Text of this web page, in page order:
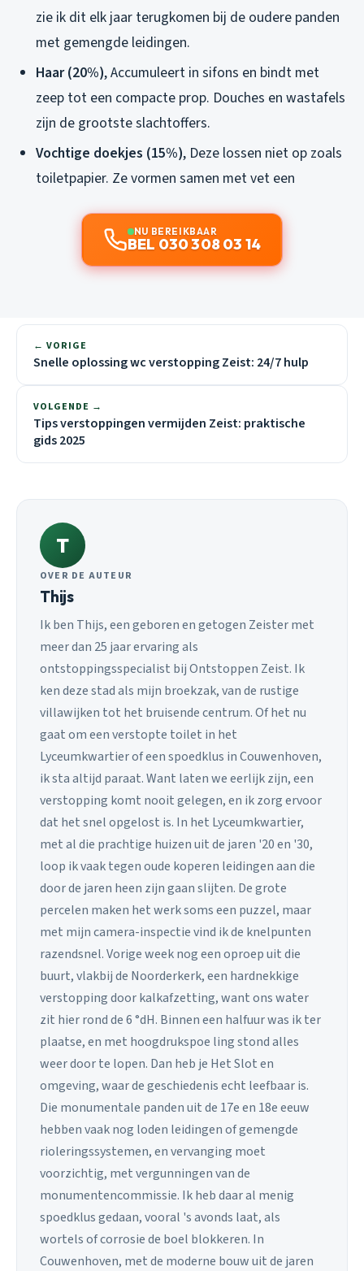
zie ik dit elk jaar terugkomen bij de oudere panden
met gemengde leidingen.
Haar (20%), Accumuleert in sifons en bindt met
zeep tot een compacte prop. Douches en wastafels
zijn de grootste slachtoffers.
Vochtige doekjes (15%), Deze lossen niet op zoals
toiletpapier. Ze vormen samen met vet een
NU BEREIKBAAR
BEL 030 308 03 14
← VORIGE
Snelle oplossing wc verstopping Zeist: 24/7 hulp
VOLGENDE →
Tips verstoppingen vermijden Zeist: praktische
gids 2025
T
OVER DE AUTEUR
Thijs
Ik ben Thijs, een geboren en getogen Zeister met
meer dan 25 jaar ervaring als
ontstoppingsspecialist bij Ontstoppen Zeist. Ik
ken deze stad als mijn broekzak, van de rustige
villawijken tot het bruisende centrum. Of het nu
gaat om een verstopte toilet in het
Lyceumkwartier of een spoedklus in Couwenhoven,
ik sta altijd paraat. Want laten we eerlijk zijn, een
verstopping komt nooit gelegen, en ik zorg ervoor
dat het snel opgelost is. In het Lyceumkwartier,
met al die prachtige huizen uit de jaren '20 en '30,
loop ik vaak tegen oude koperen leidingen aan die
door de jaren heen zijn gaan slijten. De grote
percelen maken het werk soms een puzzel, maar
met mijn camera-inspectie vind ik de knelpunten
razendsnel. Vorige week nog een oproep uit die
buurt, vlakbij de Noorderkerk, een hardnekkige
verstopping door kalkafzetting, want ons water
zit hier rond de 6 °dH. Binnen een halfuur was ik ter
plaatse, en met hoogdrukspoe ling stond alles
weer door te lopen. Dan heb je Het Slot en
omgeving, waar de geschiedenis echt leefbaar is.
Die monumentale panden uit de 17e en 18e eeuw
hebben vaak nog loden leidingen of gemengde
rioleringssystemen, en vervanging moet
voorzichtig, met vergunningen van de
monumentencommissie. Ik heb daar al menig
spoedklus gedaan, vooral 's avonds laat, als
wortels of corrosie de boel blokkeren. In
Couwenhoven, met de moderne bouw uit de jaren